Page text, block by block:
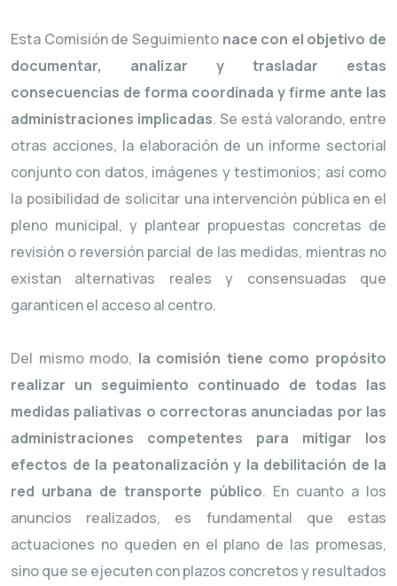
Esta Comisión de Seguimiento nace con el objetivo de
documentar, analizar y trasladar estas
consecuencias de forma coordinada y firme ante las
administraciones implicadas. Se está valorando, entre
otras acciones, la elaboración de un informe sectorial
conjunto con datos, imágenes y testimonios; así como
la posibilidad de solicitar una intervención pública en el
pleno municipal, y plantear propuestas concretas de
revisión o reversión parcial de las medidas, mientras no
existan alternativas reales y consensuadas que
garanticen el acceso al centro.
Del mismo modo, la comisión tiene como propósito
realizar un seguimiento continuado de todas las
medidas paliativas o correctoras anunciadas por las
administraciones competentes para mitigar los
efectos de la peatonalización y la debilitación de la
red urbana de transporte público. En cuanto a los
anuncios realizados, es fundamental que estas
actuaciones no queden en el plano de las promesas,
sino que se ejecuten con plazos concretos y resultados